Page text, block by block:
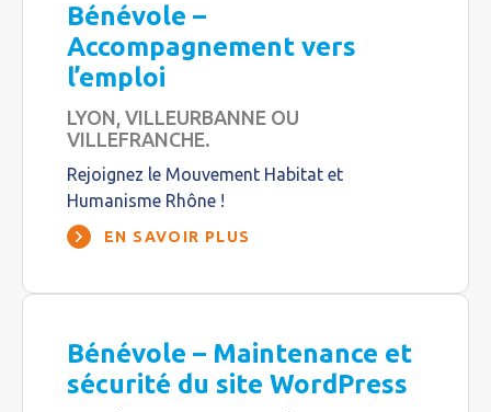
Bénévole –
Accompagnement vers
l’emploi
LYON, VILLEURBANNE OU
VILLEFRANCHE.
Rejoignez le Mouvement Habitat et
Humanisme Rhône !
EN SAVOIR PLUS
Bénévole – Maintenance et
sécurité du site WordPress